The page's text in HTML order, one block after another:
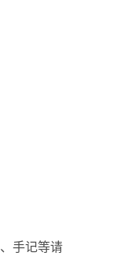
手记等请